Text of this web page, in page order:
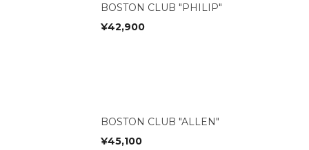
BOSTON CLUB "PHILIP"
¥42,900
BOSTON CLUB "ALLEN"
¥45,100